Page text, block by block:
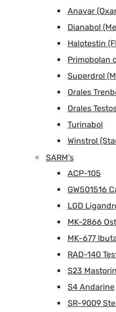
Anavar
Dianabol
Halotestin
Primobolan
Superdrol
Orales
Orales
Turinabol
Winstrol
SARM’s
ACP-105
GW501516
LGD
MK-2866
MK-677
RAD-140
S23 Mastorin
S4 Andarine
SR-9009